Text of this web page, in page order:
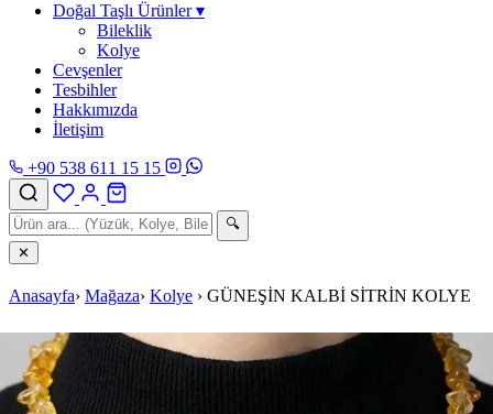
Doğal Taşlı Ürünler▾
Bileklik
Kolye
Cevşenler
Tesbihler
Hakkımızda
İletişim
+90 538 611 15 15
🔍
✕
Anasayfa› Mağaza› Kolye › GÜNEŞİN KALBİ SİTRİN KOLYE